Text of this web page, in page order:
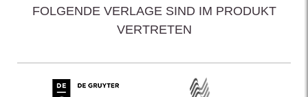
FOLGENDE VERLAGE SIND IM PRODUKT
VERTRETEN